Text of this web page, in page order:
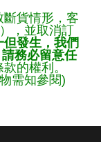
斷貨情形，客
，並取消訂
發生，我們
務必留意任
的權利。
需知參閱)